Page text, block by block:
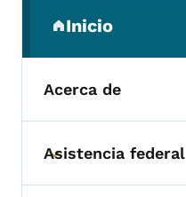
Inicio
(parent section)
Acerca de
Toggle submenu
Asistencia federal